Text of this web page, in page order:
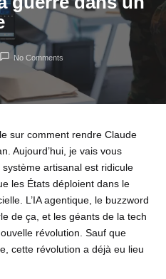
No Comments
sur comment rendre Claude
. Aujourd’hui, je vais vous
artisanal est ridicule
les États déploient dans le
. L’IA agentique, le buzzword
de ça, et les géants de la tech
révolution. Sauf que
cette révolution a déjà eu lieu